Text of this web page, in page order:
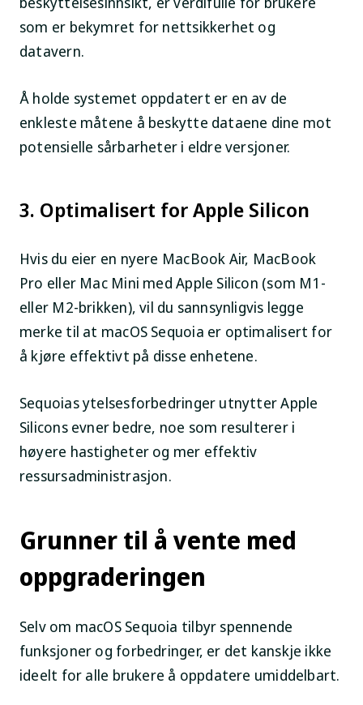
som er bekymret for nettsikkerhet og
datavern.
Å holde systemet oppdatert er en av de
enkleste måtene å beskytte dataene dine mot
potensielle sårbarheter i eldre versjoner.
3. Optimalisert for Apple Silicon
Hvis du eier en nyere MacBook Air, MacBook
Pro eller Mac Mini med Apple Silicon (som M1-
eller M2-brikken), vil du sannsynligvis legge
merke til at macOS Sequoia er optimalisert for
å kjøre effektivt på disse enhetene.
Sequoias ytelsesforbedringer utnytter Apple
Silicons evner bedre, noe som resulterer i
høyere hastigheter og mer effektiv
ressursadministrasjon.
Grunner til å vente med
oppgraderingen
Selv om macOS Sequoia tilbyr spennende
funksjoner og forbedringer, er det kanskje ikke
ideelt for alle brukere å oppdatere umiddelbart.